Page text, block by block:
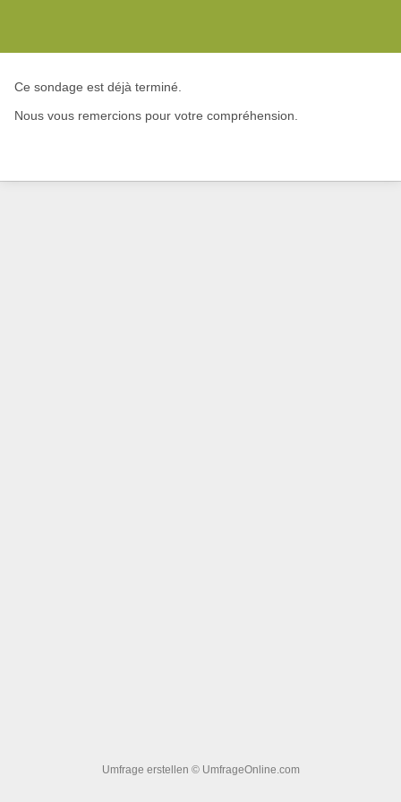
Ce sondage est déjà terminé.
Nous vous remercions pour votre compréhension.
Umfrage erstellen © UmfrageOnline.com